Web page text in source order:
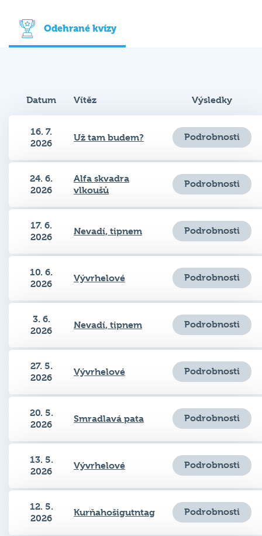
Odehrané kvízy
Datum Vítěz Výsledky
16. 7.
2026
Už tam budem? Podrobnosti
24. 6.
2026
Alfa skvadra
vlkoušů
Podrobnosti
17. 6.
2026
Nevadí, tipnem Podrobnosti
10. 6.
2026
Vývrhelové Podrobnosti
3. 6.
2026
Nevadí, tipnem Podrobnosti
27. 5.
2026
Vývrhelové Podrobnosti
20. 5.
2026
Smradlavá pata Podrobnosti
13. 5.
2026
Vývrhelové Podrobnosti
12. 5.
2026
Kurňahošigutntag Podrobnosti